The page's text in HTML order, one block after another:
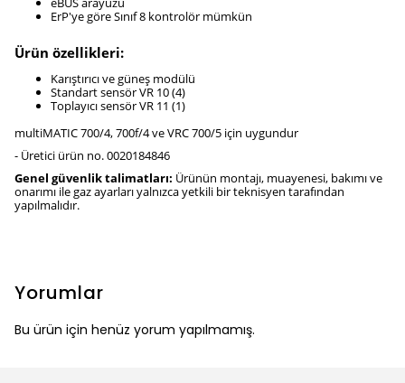
ErP'ye göre Sınıf 8 kontrolör mümkün
Ürün özellikleri:
Karıştırıcı ve güneş modülü
Standart sensör VR 10 (4)
Toplayıcı sensör VR 11 (1)
multiMATIC 700/4, 700f/4 ve VRC 700/5 için uygundur
- Üretici ürün no. 0020184846
Genel güvenlik talimatları: Ürünün montajı, muayenesi, bakımı ve
onarımı ile gaz ayarları yalnızca yetkili bir teknisyen tarafından
yapılmalıdır.
Yorumlar
Bu ürün için henüz yorum yapılmamış.